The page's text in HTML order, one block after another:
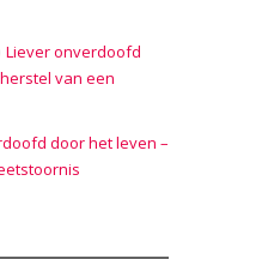
Liever onverdoofd
van een
door het leven –